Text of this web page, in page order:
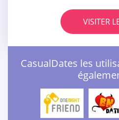
VISITER
СasualDates les